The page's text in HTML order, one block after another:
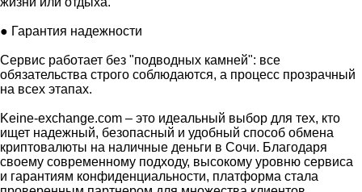
● Гарантия надежности
Сервис работает без "подводных камней": все
обязательства строго соблюдаются, а процесс прозрачный
на всех этапах.
Keine-exchange.com – это идеальный выбор для тех, кто
ищет надежный, безопасный и удобный способ обмена
криптовалюты на наличные деньги в Сочи. Благодаря
своему современному подходу, высокому уровню сервиса
и гарантиям конфиденциальности, платформа стала